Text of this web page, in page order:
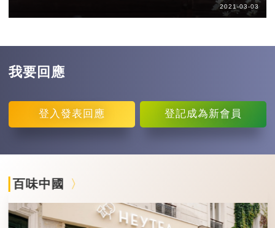
2021-03-03
我要回應
登入 發表回應 登記成為新會員
百味中國